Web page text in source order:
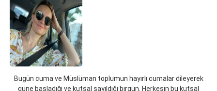
Bugün cuma ve Müslüman toplumun hayırlı cumalar dileyerek
güne başladığı ve kutsal sayıldığı birgün. Herkesin bu kutsal